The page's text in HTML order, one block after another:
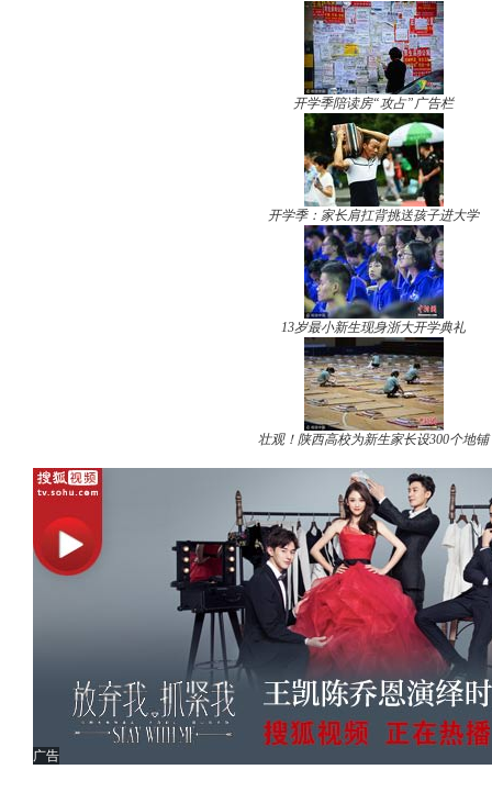
开学季陪读房“攻占”广告栏
开学季：家长肩扛背挑送孩子进大学
13岁最小新生现身浙大开学典礼
壮观！陕西高校为新生家长设300个地铺
广告